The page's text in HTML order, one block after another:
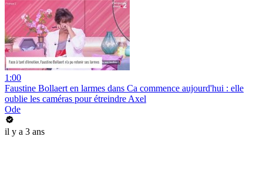
1:00
Faustine Bollaert en larmes dans Ca commence aujourd'hui : elle
oublie les caméras pour étreindre Axel
Ode
il y a 3 ans